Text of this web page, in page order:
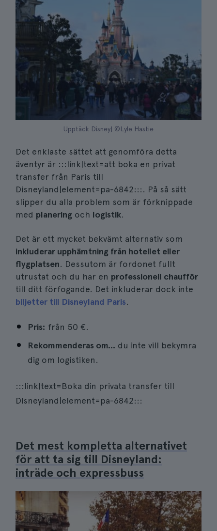
Upptäck Disney| ©Lyle Hastie
Det enklaste sättet att genomföra detta
äventyr är :::link|text=att boka en privat
transfer från Paris till
Disneyland|element=pa-6842:::. På så sätt
slipper du alla problem som är förknippade
med planering och logistik.
Det är ett mycket bekvämt alternativ som
inkluderar upphämtning från hotellet eller
flygplatsen. Dessutom är fordonet fullt
utrustat och du har en professionell chaufför
till ditt förfogande. Det inkluderar dock inte
biljetter till Disneyland Paris.
Pris: från 50 €.
Rekommenderas om... du inte vill bekymra
dig om logistiken.
:::link|text=Boka din privata transfer till
Disneyland|element=pa-6842:::
Det mest kompletta alternativet
för att ta sig till Disneyland:
inträde och expressbuss